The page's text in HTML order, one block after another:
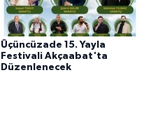
Üçüncüzade 15. Yayla
Festivali Akçaabat'ta
Düzenlenecek